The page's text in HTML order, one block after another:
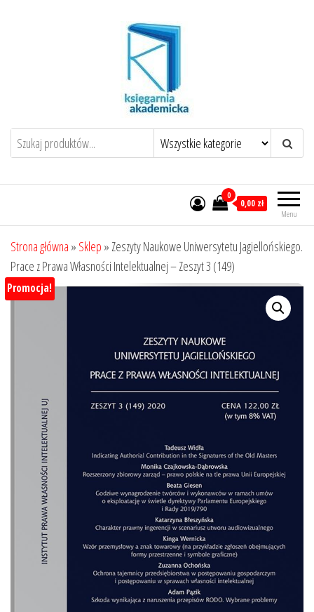
Menu
0
0,00 zł
Strona główna » Sklep » Zeszyty Naukowe Uniwersytetu Jagiellońskiego.
Prace z Prawa Własności Intelektualnej – Zeszyt 3 (149)
Promocja!